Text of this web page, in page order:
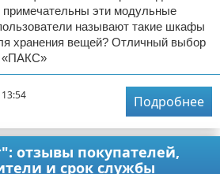
примечательны эти модульные
называют такие шкафы
хранения вещей? Отличный выбор
«ПАКС»
Подробнее
отзывы покупателей,
и срок службы